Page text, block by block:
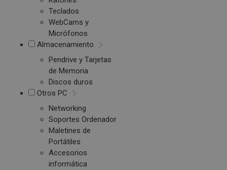
Teclados
WebCams y
Micrófonos
Almacenamiento
Pendrive y Tarjetas
de Memoria
Discos duros
Otros PC
Networking
Soportes Ordenador
Maletines de
Portátiles
Accesorios
informática